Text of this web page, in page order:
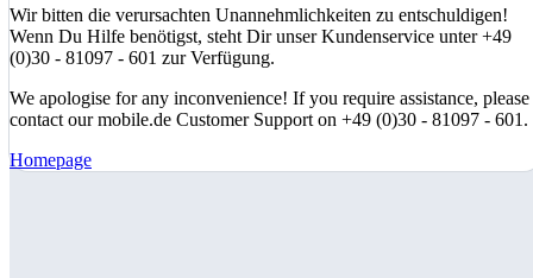
Wir bitten die verursachten Unannehmlichkeiten zu entschuldigen!
Wenn Du Hilfe benötigst, steht Dir unser Kundenservice unter +49
(0)30 - 81097 - 601 zur Verfügung.
We apologise for any inconvenience! If you require assistance, please
contact our mobile.de Customer Support on +49 (0)30 - 81097 - 601.
Homepage